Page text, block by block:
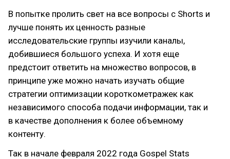
В попытке пролить свет на все вопросы с Shorts и
лучше понять их ценность разные
исследовательские группы изучили каналы,
добившиеся большого успеха. И хотя еще
предстоит ответить на множество вопросов, в
принципе уже можно начать изучать общие
стратегии оптимизации короткометражек как
независимого способа подачи информации, так и
в качестве дополнения к более объемному
контенту.
Так в начале февраля 2022 года Gospel Stats